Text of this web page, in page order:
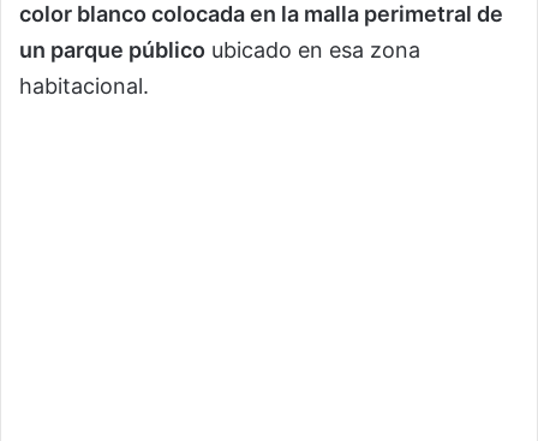
color blanco colocada en la malla perimetral de
un parque público ubicado en esa zona
habitacional.